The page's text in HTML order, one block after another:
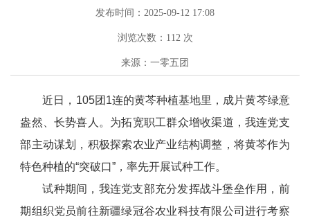
发布时间：2025-09-12 17:08
浏览次数： 112次
来源：一零五团
近日，105团1连的黄芩种植基地里，成片黄芩绿意
盎然、长势喜人。为拓宽职工群众增收渠道，我连党支
部主动谋划，积极探索农业产业结构调整，将黄芩作为
特色种植的“突破口”，率先开展试种工作。
试种期间，我连党支部充分发挥战斗堡垒作用，前
期组织党员前往新疆绿冠谷农业科技有限公司进行考察